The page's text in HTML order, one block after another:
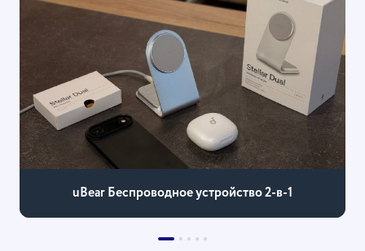
uBear Беспроводное устройство 2-в-1